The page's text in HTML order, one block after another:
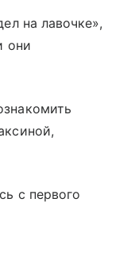
на лавочке»,
они
с первого